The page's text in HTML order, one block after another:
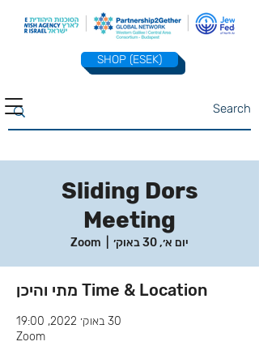
SHOP (ESEK)
Sliding Dors
Meeting
יום א׳, 30 באוק׳ Zoom
Time & Location מתי והיכן
30 באוק׳ 2022, 19:00
Zoom